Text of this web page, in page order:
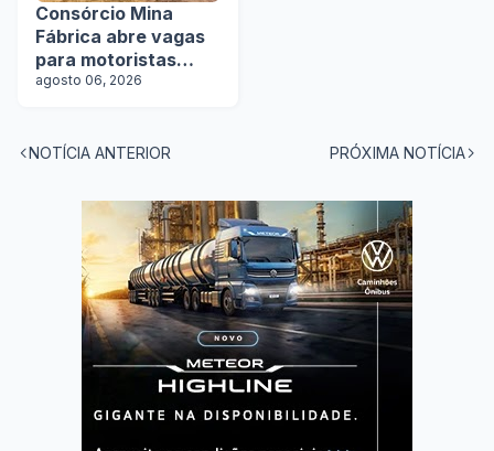
Consórcio Mina
Fábrica abre vagas
para motoristas
categoria D
agosto 06, 2026
NOTÍCIA ANTERIOR PRÓXIMA NOTÍCIA